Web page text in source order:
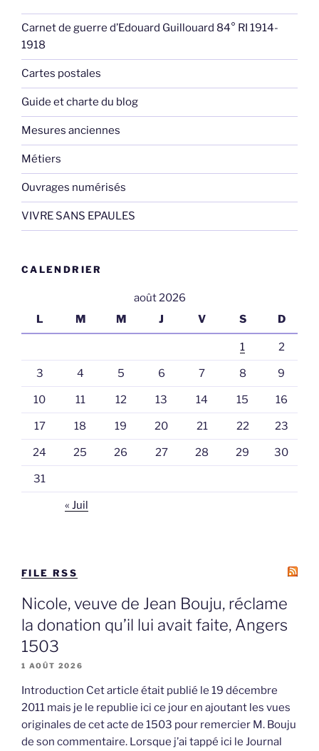
Carnet de guerre d’Edouard Guillouard 84° RI 1914-
1918
Cartes postales
Guide et charte du blog
Mesures anciennes
Métiers
Ouvrages numérisés
VIVRE SANS EPAULES
CALENDRIER
août 2026
L
M M J V S D
1 2
3 4 5 6 7 8 9
10 11 12 13 14 15 16
17 18 19 20 21 22 23
24 25 26 27 28 29 30
31
« Juil
FILE RSS
Nicole, veuve de Jean Bouju, réclame
la donation qu’il lui avait faite, Angers
1503
1 AOÛT 2026
Introduction Cet article était publié le 19 décembre
2011 mais je le republie ici ce jour en ajoutant les vues
originales de cet acte de 1503 pour remercier M. Bouju
de son commentaire. Lorsque j’ai tappé ici le Journal